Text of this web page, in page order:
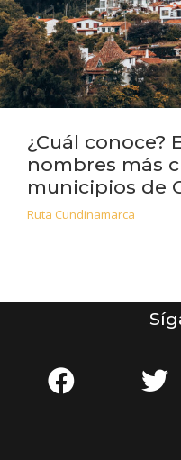
¿Cuál conoce?
nombres más
municipios de
Ruta Cundinamarca